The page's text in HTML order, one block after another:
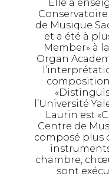
Elle a
de Musique
et a été à
Member» à
Organ
l’Université
Laurin est
Centre de
composé plus
chambre,
sont